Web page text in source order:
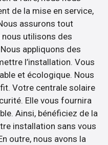
de la mise en service,
assurons tout
utilisons des
appliquons des
l’installation. Vous
et écologique. Nous
Votre centrale solaire
Elle vous fournira
Ainsi, bénéficiez de la
installation sans vous
outre, nous avons la